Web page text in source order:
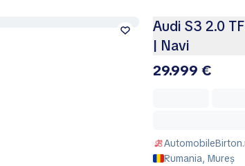
Audi S3 2.0
| Navi
29.999 €
Rumania, Mureș